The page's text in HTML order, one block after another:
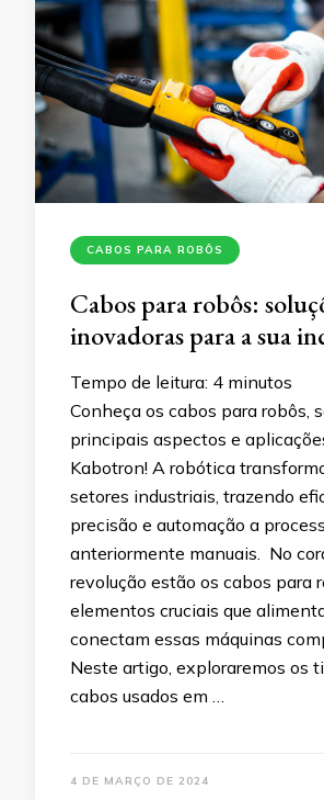
CABOS PARA ROBÔS
Cabos para robôs:
inovadoras para a sua
Tempo de leitura: 4 minutos
Conheça os cabos para robôs,
principais aspectos e
Kabotron! A robótica
setores industriais, trazendo
precisão e automação a
anteriormente manuais. No
revolução estão os cabos para
elementos cruciais que
conectam essas máquinas
Neste artigo, exploraremos os
cabos usados em …
4 DE MARÇO DE 2024